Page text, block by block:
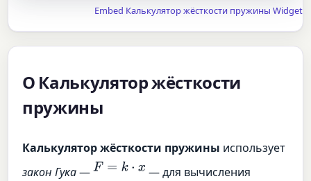
Embed Калькулятор жёсткости пружины Widget
О Калькулятор жёсткости
пружины
Калькулятор жёсткости пружины использует
закон Гука—F= k⋅x
— для вычисления